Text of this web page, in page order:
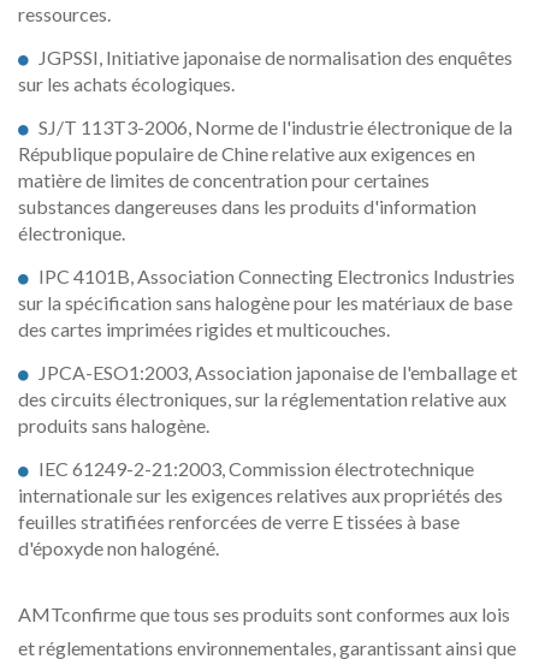
ressources.
JGPSSI, Initiative japonaise de normalisation des enquêtes
sur les achats écologiques.
SJ/T 113T3-2006, Norme de l'industrie électronique de la
République populaire de Chine relative aux exigences en
matière de limites de concentration pour certaines
substances dangereuses dans les produits d'information
électronique.
IPC 4101B, Association Connecting Electronics Industries
sur la spécification sans halogène pour les matériaux de base
des cartes imprimées rigides et multicouches.
JPCA-ESO1:2003, Association japonaise de l'emballage et
des circuits électroniques, sur la réglementation relative aux
produits sans halogène.
IEC 61249-2-21:2003, Commission électrotechnique
internationale sur les exigences relatives aux propriétés des
feuilles stratifiées renforcées de verre E tissées à base
d'époxyde non halogéné.
AMTconfirme que tous ses produits sont conformes aux lois
et réglementations environnementales, garantissant ainsi que